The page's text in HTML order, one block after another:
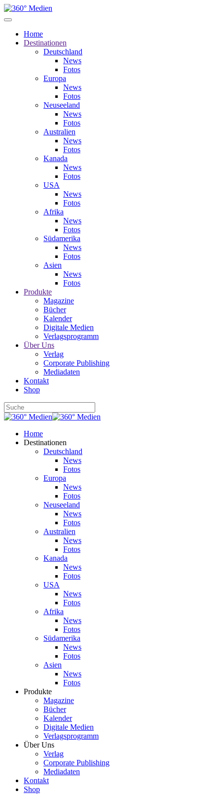
Home
Destinationen
Deutschland
News
Fotos
Europa
News
Fotos
Neuseeland
News
Fotos
Australien
News
Fotos
Kanada
News
Fotos
USA
News
Fotos
Afrika
News
Fotos
Südamerika
News
Fotos
Asien
News
Fotos
Produkte
Magazine
Bücher
Kalender
Digitale Medien
Verlagsprogramm
Über Uns
Verlag
Corporate Publishing
Mediadaten
Kontakt
Shop
Home
Destinationen
Deutschland
News
Fotos
Europa
News
Fotos
Neuseeland
News
Fotos
Australien
News
Fotos
Kanada
News
Fotos
USA
News
Fotos
Afrika
News
Fotos
Südamerika
News
Fotos
Asien
News
Fotos
Produkte
Magazine
Bücher
Kalender
Digitale Medien
Verlagsprogramm
Über Uns
Verlag
Corporate Publishing
Mediadaten
Kontakt
Shop